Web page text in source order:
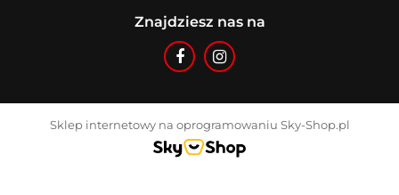
Znajdziesz nas na
Sklep internetowy na oprogramowaniu Sky-Shop.pl